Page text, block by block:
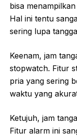
bisa
Hal ini tentu
sering lupa
Keenam, jam
stopwatch. Fitur
pria yang sering
waktu yang
Ketujuh, jam
Fitur alarm ini